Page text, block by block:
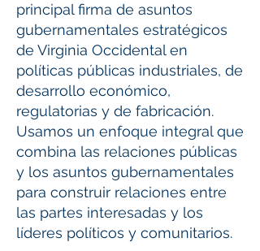
principal firma de asuntos
gubernamentales estratégicos
de Virginia Occidental en
políticas públicas industriales, de
desarrollo económico,
regulatorias y de fabricación.
Usamos un enfoque integral que
combina las relaciones públicas
y los asuntos gubernamentales
para construir relaciones entre
las partes interesadas y los
líderes políticos y comunitarios.